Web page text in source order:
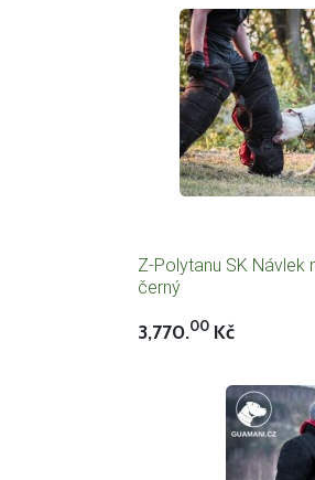
Z-Polytanu SK Návlek
černý
3,770.00 Kč